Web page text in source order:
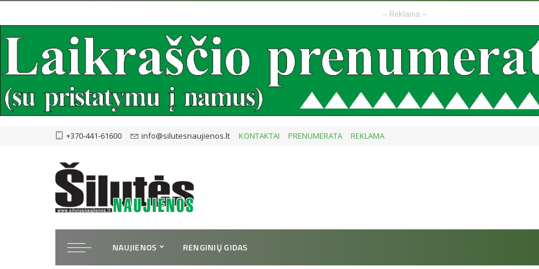
– Reklama –
+370-441-61600 info@silutesnaujienos.lt KONTAKTAI PRENUMERATA REKLAMA
NAUJIENOS RENGINIŲ GIDAS